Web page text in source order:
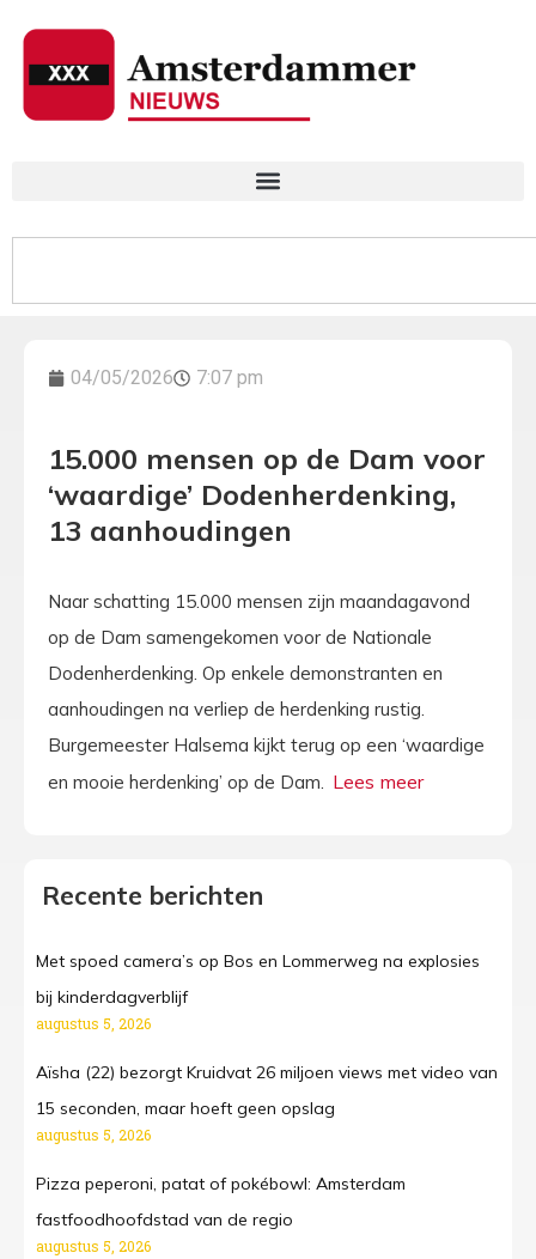
04/05/2026 7:07 pm
15.000 mensen op de Dam voor
‘waardige’ Dodenherdenking,
13 aanhoudingen
Naar schatting 15.000 mensen zijn maandagavond
op de Dam samengekomen voor de Nationale
Dodenherdenking. Op enkele demonstranten en
aanhoudingen na verliep de herdenking rustig.
Burgemeester Halsema kijkt terug op een ‘waardige
en mooie herdenking’ op de Dam.
Recente berichten
Met spoed camera’s op Bos en Lommerweg na explosies
bij kinderdagverblijf
augustus 5, 2026
Aïsha (22) bezorgt Kruidvat 26 miljoen views met video van
15 seconden, maar hoeft geen opslag
augustus 5, 2026
Pizza peperoni, patat of pokébowl: Amsterdam
fastfoodhoofdstad van de regio
augustus 5, 2026